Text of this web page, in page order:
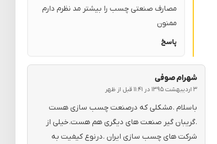
مصارف صنعتی چسب را بیشتر مد نظرم دارم
ممنون
پاسخ
شهرام صوفی
۳ اردیبهشت ۱۳۹۵ در ۱۱:۴۱ قبل از ظهر
باسلام .مشکلی که درصنعت چسب سازی هست
.گریبان گیر صنعت های دیگری هم هست.خیلی از
شرکت های چسب سازی ایران .درنوع کیفیت به